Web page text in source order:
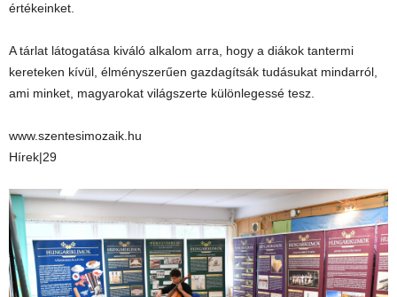
értékeinket.
A tárlat látogatása kiváló alkalom arra, hogy a diákok tantermi
kereteken kívül, élményszerűen gazdagítsák tudásukat mindarról,
ami minket, magyarokat világszerte különlegessé tesz.
www.szentesimozaik.hu
Hírek|29